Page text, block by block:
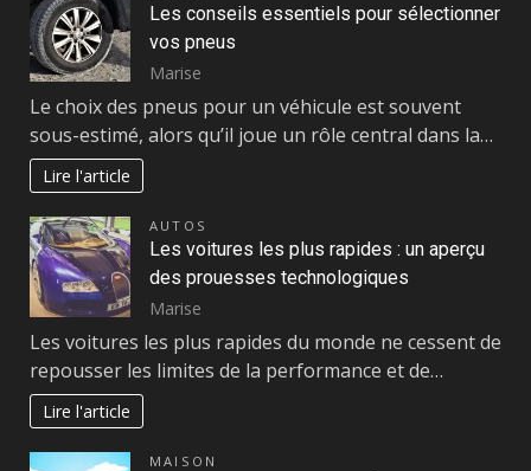
Les conseils essentiels pour sélectionner
vos pneus
Marise
Le choix des pneus pour un véhicule est souvent
sous-estimé, alors qu’il joue un rôle central dans la…
Lire l'article
AUTOS
Les voitures les plus rapides : un aperçu
des prouesses technologiques
Marise
Les voitures les plus rapides du monde ne cessent de
repousser les limites de la performance et de…
Lire l'article
MAISON